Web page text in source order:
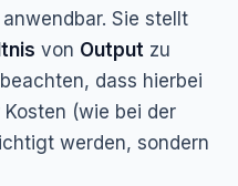
Sie stellt
von Output zu
dass hierbei
(wie bei der
werden, sondern